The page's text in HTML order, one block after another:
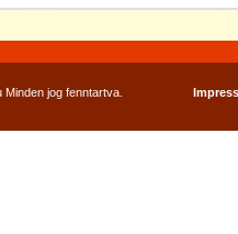
jog fenntartva.